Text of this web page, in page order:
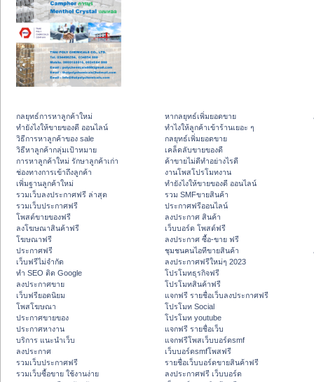
กลยุทธ์การหาลูกค้าใหม่
ทํายังไงให้ขายของดี ออนไลน์
วิธีการหาลูกค้าของ sale
วิธีหาลูกค้ากลุ่มเป้าหมาย
การหาลูกค้าใหม่ รักษาลูกค้าเก่า
ช่องทางการเข้าถึงลูกค้า
เพิ่มฐานลูกค้าใหม่
รวมเว็บลงประกาศฟรี ล่าสุด
รวมเว็บประกาศฟรี
โพสต์ขายของฟรี
ลงโฆษณาสินค้าฟรี
โฆษณาฟรี
ประกาศฟรี
เว็บฟรีไม่จำกัด
ทำ SEO ติด Google
ลงประกาศขาย
เว็บฟรียอดนิยม
โพสโฆษณา
ประกาศขายของ
ประกาศหางาน
บริการ แนะนำเว็บ
ลงประกาศ
รวมเว็บประกาศฟรี
รวมเว็บซื้อขาย ใช้งานง่าย
หากลยุทธ์เพิ่มยอดขาย
ทําไงให้ลูกค้าเข้าร้านเยอะ ๆ
กลยุทธ์เพิ่มยอดขาย
เคล็ดลับขายของดี
ค้าขายไม่ดีทำอย่างไรดี
งานโพสโปรโมทงาน
ทํายังไงให้ขายของดี ออนไลน์
รวม SMFขายสินค้า
ประกาศฟรีออนไลน์
ลงประกาศ สินค้า
เว็บบอร์ด โพสต์ฟรี
ลงประกาศ ซื้อ-ขาย ฟรี
ชุมชนคนไอทีขายสินค้า
ลงประกาศฟรีใหม่ๆ 2023
โปรโมทธุรกิจฟรี
โปรโมทสินค้าฟรี
แจกฟรี รายชื่อเว็บลงประกาศฟรี
โปรโมท Social
โปรโมท youtube
แจกฟรี รายชื่อเว็บ
แจกฟรีโพสเว็บบอร์ดsmf
เว็บบอร์ดsmfโพสฟรี
รายชื่อเว็บบอร์ดขายสินค้าฟรี
ลงประกาศฟรี เว็บบอร์ด